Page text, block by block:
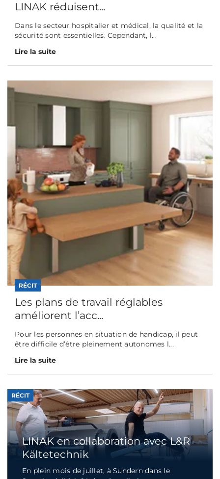
LINAK réduisent...
Dans le secteur hospitalier et médical, la qualité et la
sécurité sont essentielles. Cependant, l...
Lire la suite
RÉCIT
Les plans de travail réglables
améliorent l’acc...
Pour les personnes en situation de handicap, il peut
être difficile d’être pleinement autonomes l...
Lire la suite
RÉCIT
LINAK en collaboration avec L&R
Kältetechnik
En plein mois de juillet, à Sundern dans le